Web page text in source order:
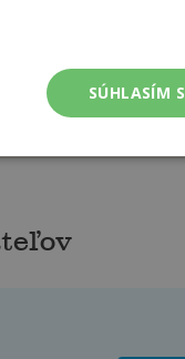
SÚHLASÍM